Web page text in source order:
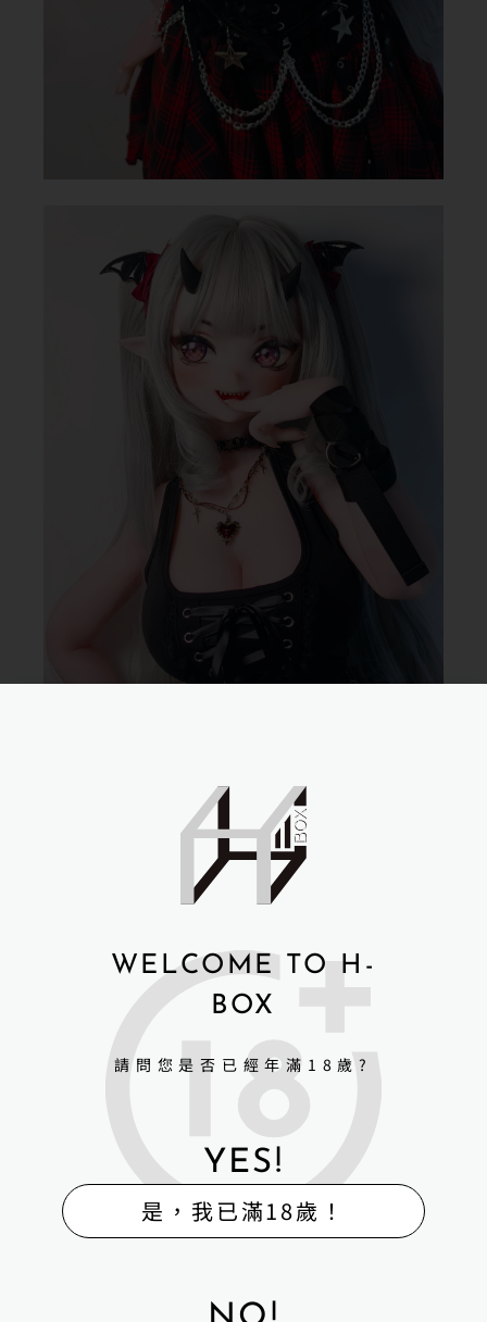
WELCOME TO H-
BOX
請問您是否已經年滿18歲?
YES!
是，我已滿18歲！